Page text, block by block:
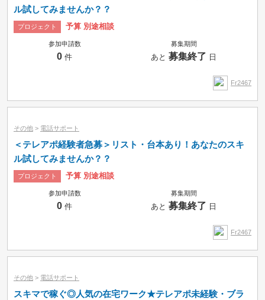
ル試してみませんか？？
プロジェクト 予算 別途相談
参加申請数
0 件
募集期間
あと募集終了 日
Fr2467
その他 > 電話サポート
＜テレアポ経験者急募＞リスト・台本あり！あなたのスキ
ル試してみませんか？？
プロジェクト 予算 別途相談
参加申請数
0 件
募集期間
あと募集終了 日
Fr2467
その他 > 電話サポート
スキマで稼ぐ◎人気の在宅ワーク★テレアポ未経験・ブラ